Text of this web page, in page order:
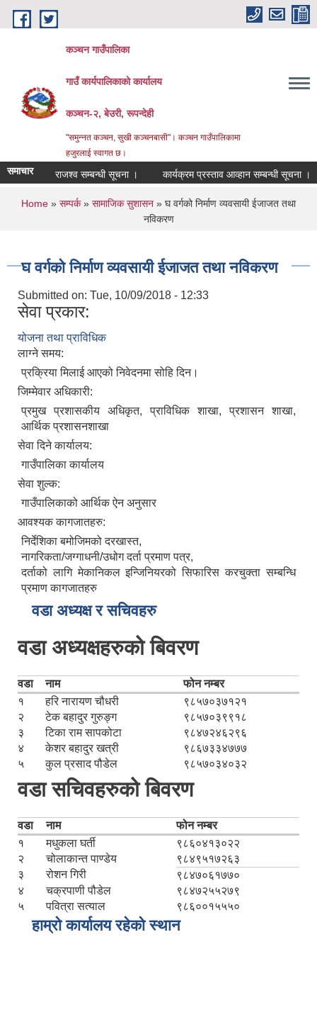
Skip to main content
कञ्चन गाउँपालिका
गाउँ कार्यपालिकाको कार्यालय
कञ्‍चन-२, बेउरी, रूपन्देही
"समुन्‍नत कञ्‍चन, सुखी कञ्‍चनबासी"। कञ्चन गाउँपालिकामा
हजुरलाई स्वागत छ।
समाचारराजश्व सम्बन्धी सूचना । कार्यक्रम प्रस्ताव आव्हान सम्बन्धी सूचना ।
You are here
Home » सम्पर्क» सामाजिक सुशासन » घ वर्गको निर्माण व्यवसायी ईजाजत तथा
नविकरण
घ वर्गको निर्माण व्यवसायी ईजाजत तथा नविकरण
Submitted on: Tue, 10/09/2018 - 12:33
सेवा प्रकार:
योजना तथा प्राविधिक
लाग्ने समय:
प्रक्रिया मिलाई आएको निवेदनमा सोहि दिन।
जिम्मेवार अधिकारी:
प्रमुख प्रशासकीय अधिकृत, प्राविधिक शाखा, प्रशासन शाखा,
आर्थिक प्रशासनशाखा
सेवा दिने कार्यालय:
गाउँपालिका कार्यालय
सेवा शुल्क:
गाउँपालिकाको आर्थिक ऐन अनुसार
आवश्यक कागजातहरु:
निर्देशिका बमोजिमको दरखास्त,
नागरिकता/जग्गाधनी/उधोग दर्ता प्रमाण पत्र,
दर्ताको लागि मेकानिकल इन्जिनियरको सिफारिस करचुक्ता सम्बन्धि
प्रमाण कागजातहरु
वडा अध्यक्ष र सचिवहरु
वडा अध्यक्षहरुको बिवरण
वडा नाम
फोन नम्बर
१
हरि नारायण चौधरी
९८५७०३७१२१
२
टेक बहादुर गुरुङ्ग
९८५७०३९९१८
३
टिका राम सापकोटा
९८४७२४६२९६
४
केशर बहादुर खत्री
९८६७३३४७७७
५
कुल प्रसाद पौडेल ९८५७०३४०३२
वडा सचिवहरुको बिवरण
वडा नाम
फोन नम्बर
१
मधुकला घर्ती
९८६०४१३०२२
२
चोलाकान्त पाण्डेय
९८४९५१७२६३
३
रोशन गिरी
९८४७०६१७७०
४
चक्रपाणी पौडेल
९८४७२५५२७९
५
पवित्रा सत्याल ९८६००१५५५०
हाम्रो कार्यालय रहेको स्थान